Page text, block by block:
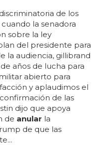
de los
la senadora
sobre la ley
del presidente para
la audiencia, gillibrand
años de lucha para
abierto para
y aplaudimos el
de las
dijo que apoya
de anular la
de que las